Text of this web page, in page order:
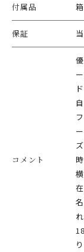
付属品
保証
コメント